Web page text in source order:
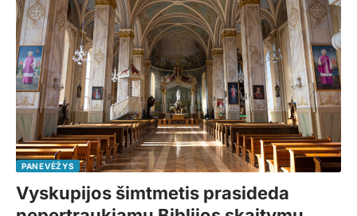
PANEVĖŽYS
Vyskupijos šimtmetis prasideda